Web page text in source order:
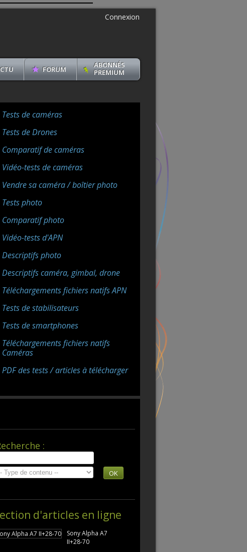
Connexion
FORUM
ABONNÉS
PREMIUM
Tests de caméras
Tests de Drones
Comparatif de caméras
Vidéo-tests de caméras
Vendre sa caméra / boîtier photo
Tests photo
Comparatif photo
Vidéo-tests d'APN
Descriptifs photo
Descriptifs caméra, gimbal, drone
Téléchargements fichiers natifs APN
Tests de stabilisateurs
Tests de smartphones
Téléchargements fichiers natifs
Caméras
PDF des tests / articles à télécharger
:
OK
d'articles en ligne
Sony Alpha A7
II+28-70